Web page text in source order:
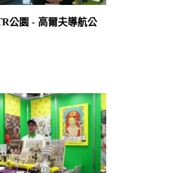
公園 - 高爾夫導航公